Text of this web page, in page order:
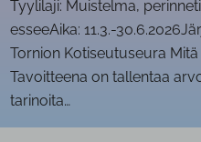
Tyylilaji: Muistelma,
esseeAika: 11.3.-
Tornion Kotiseutuseura
Tavoitteena on tallentaa
tarinoita…